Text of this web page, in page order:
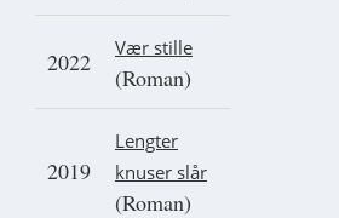
2022 Vær stille
(Roman)
2019
Lengter
knuser slår
(Roman)